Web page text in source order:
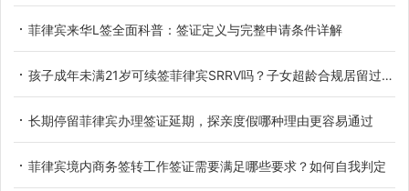
菲律宾来华L签全面科普：签证定义与完整申请条件详解
孩子成年未满21岁可续签菲律宾SRRV吗？子女超龄合规居留过渡办法详解
长期停留菲律宾办理签证延期，探亲度假哪种理由更容易通过
菲律宾境内商务签转工作签证需要满足哪些要求？如何自我判定